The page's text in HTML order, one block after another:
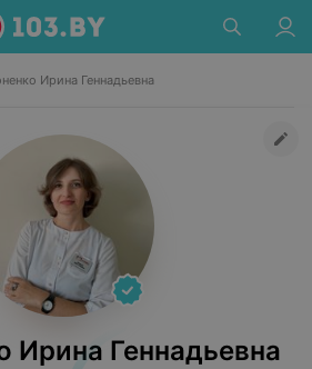
Ирина Геннадьевна
Ирина Геннадьевна